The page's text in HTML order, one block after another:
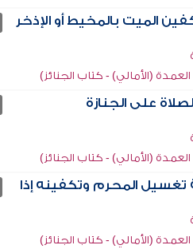
الميت بالمخيط أو الإذخر
(الأمالي) - كتاب الجنائز)
على الجنازة
(الأمالي) - كتاب الجنائز)
تغسيل المحرم وتكفينه إذا
(الأمالي) - كتاب الجنائز)